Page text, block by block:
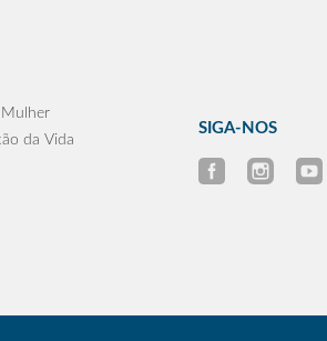
da Vida
SIGA-NOS